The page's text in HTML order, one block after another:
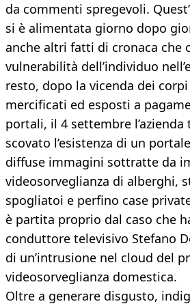
da commenti spregevoli.
si è alimentata giorno dopo
anche altri fatti di cronaca che
vulnerabilità dell’individuo
resto, dopo la vicenda dei
mercificati ed esposti a
portali, il 4 settembre l’azienda
scovato l’esistenza di un
diffuse immagini sottratte da
videosorveglianza di alberghi,
spogliatoi e perfino case
è partita proprio dal caso che
conduttore televisivo Stefano
di un’intrusione nel cloud del
videosorveglianza domestica.
Oltre a generare disgusto,